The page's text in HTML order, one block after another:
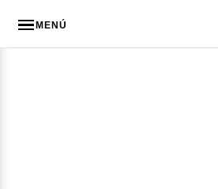
MENÚ